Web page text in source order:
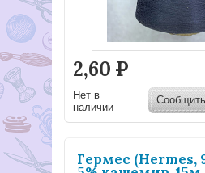
2,60 Р
Нет в
наличии
Гермес (Hermes,